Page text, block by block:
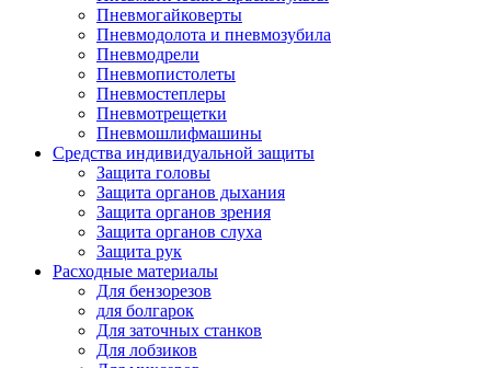
Пневмогайковерты
Пневмодолота и пневмозубила
Пневмодрели
Пневмопистолеты
Пневмостеплеры
Пневмотрещетки
Пневмошлифмашины
Средства индивидуальной защиты
Защита головы
Защита органов дыхания
Защита органов зрения
Защита органов слуха
Защита рук
Расходные материалы
Для бензорезов
для болгарок
Для заточных станков
Для лобзиков